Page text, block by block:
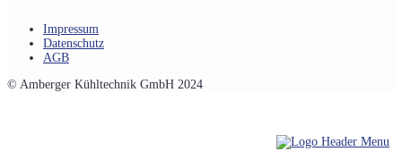
Impressum
Datenschutz
AGB
© Amberger Kühltechnik GmbH 2024